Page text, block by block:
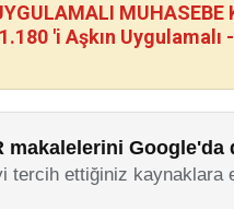
MUHASEBE
'i Aşkın Uygulamalı
makalelerini Google'da
tercih ettiğiniz kaynaklara